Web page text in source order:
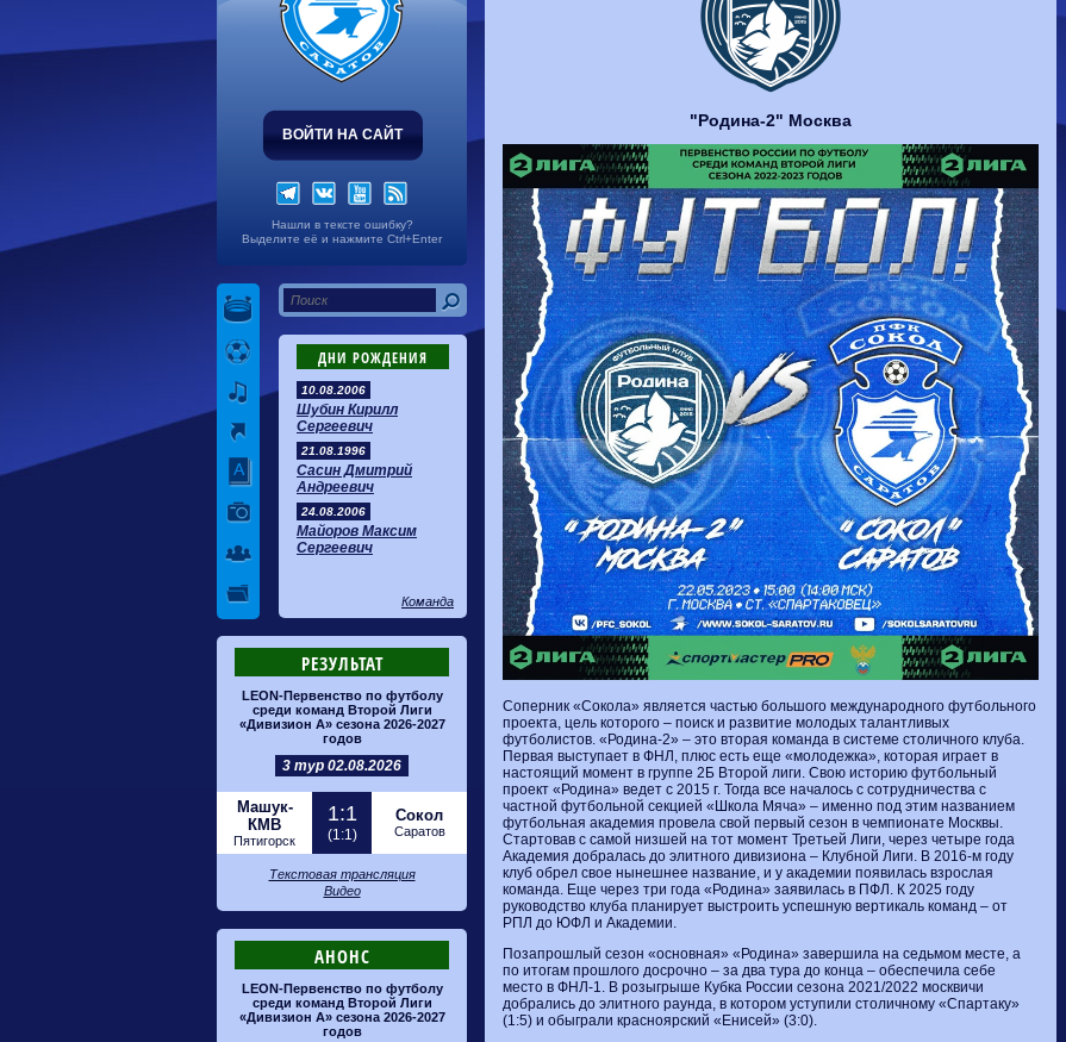
ВОЙТИ НА САЙТ
Нашли в тексте ошибку?
Выделите её и нажмите Ctrl+Enter
ДНИ РОЖДЕНИЯ
10.08.2006
Шубин Кирилл
Сергеевич
21.08.1996
Сасин Дмитрий
Андреевич
24.08.2006
Майоров Максим
Сергеевич
Команда
РЕЗУЛЬТАТ
LEON-Первенство по футболу
среди команд Второй Лиги
«Дивизион А» сезона 2026-2027
годов
3 тур 02.08.2026
Машук-
КМВ
Пятигорск
1:1
(1:1)
Сокол
Саратов
Текстовая трансляция
Видео
АНОНС
LEON-Первенство по футболу
среди команд Второй Лиги
«Дивизион А» сезона 2026-2027
годов
"Родина-2" Москва
Соперник «Сокола» является частью большого международного футбольного
проекта, цель которого – поиск и развитие молодых талантливых
футболистов. «Родина-2» – это вторая команда в системе столичного клуба.
Первая выступает в ФНЛ, плюс есть еще «молодежка», которая играет в
настоящий момент в группе 2Б Второй лиги. Свою историю футбольный
проект «Родина» ведет с 2015 г. Тогда все началось с сотрудничества с
частной футбольной секцией «Школа Мяча» – именно под этим названием
футбольная академия провела свой первый сезон в чемпионате Москвы.
Стартовав с самой низшей на тот момент Третьей Лиги, через четыре года
Академия добралась до элитного дивизиона – Клубной Лиги. В 2016-м году
клуб обрел свое нынешнее название, и у академии появилась взрослая
команда. Еще через три года «Родина» заявилась в ПФЛ. К 2025 году
руководство клуба планирует выстроить успешную вертикаль команд – от
РПЛ до ЮФЛ и Академии.
Позапрошлый сезон «основная» «Родина» завершила на седьмом месте, а
по итогам прошлого досрочно – за два тура до конца – обеспечила себе
место в ФНЛ-1. В розыгрыше Кубка России сезона 2021/2022 москвичи
добрались до элитного раунда, в котором уступили столичному «Спартаку»
(1:5) и обыграли красноярский «Енисей» (3:0).
0-0
Динамо-Брянск
2-1
Алания
1-2 Сибирь
Владивосток